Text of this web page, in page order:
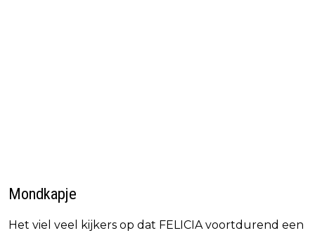
Mondkapje
Het viel veel kijkers op dat FELICIA voortdurend een